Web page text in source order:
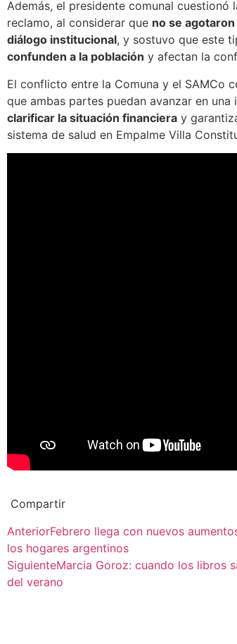
Además, el presidente comunal cuestionó
reclamo, al considerar que no se
diálogo institucional, y sostuvo que este
confunden a la población y afectan la
El conflicto entre la Comuna y el SAMCo
que ambas partes puedan avanzar en
clarificar la situación financiera y
sistema de salud en Empalme Villa
Compartir
AnteriorFebrero llega con nuevos
los hogares argentinos
SiguienteMarcia Goroz: cuando los libros
del verano